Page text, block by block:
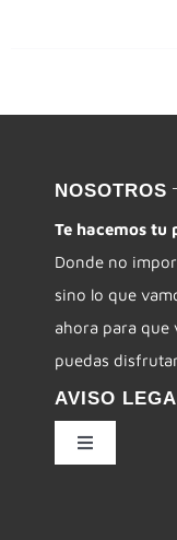
NOSOTROS
Te hacemos
Donde no
sino lo que
ahora para que
puedas
AVISO
Toggle
Navigation